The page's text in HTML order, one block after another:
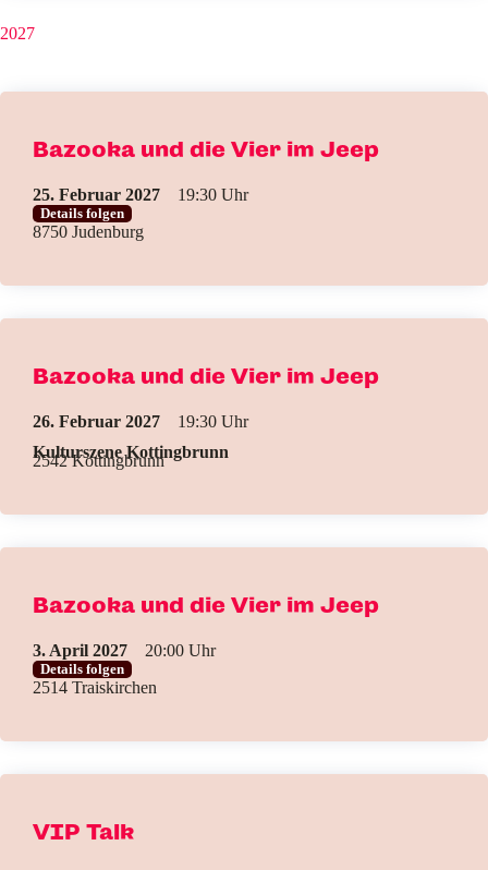
2027
Bazooka und die Vier im Jeep
25. Februar 2027 19:30
Details folgen
8750 Judenburg
Bazooka und die Vier im Jeep
26. Februar 2027
19:30
Kulturszene Kottingbrunn
2542 Kottingbrunn
Bazooka und die Vier im Jeep
3. April 2027 20:00
Details folgen
2514 Traiskirchen
VIP Talk